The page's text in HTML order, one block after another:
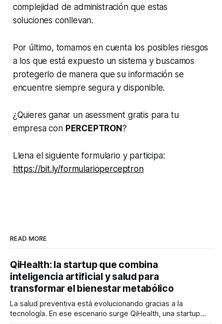
complejidad de administración que estas
soluciones conllevan.
Por último, tomamos en cuenta los posibles riesgos
a los que está expuesto un sistema y buscamos
protegerlo de manera que su información se
encuentre siempre segura y disponible.
¿Quieres ganar un asessment gratis para tu
empresa con PERCEPTRON?
Llena el siguiente formulario y participa:
https://bit.ly/formularioperceptron
READ MORE
QiHealth: la startup que combina
inteligencia artificial y salud para
transformar el bienestar metabólico
La salud preventiva está evolucionando gracias a la
tecnología. En ese escenario surge QiHealth, una startup